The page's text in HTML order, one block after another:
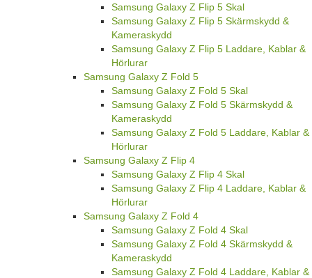
Samsung Galaxy Z Flip 5 Skal
Samsung Galaxy Z Flip 5 Skärmskydd &
Kameraskydd
Samsung Galaxy Z Flip 5 Laddare, Kablar &
Hörlurar
Samsung Galaxy Z Fold 5
Samsung Galaxy Z Fold 5 Skal
Samsung Galaxy Z Fold 5 Skärmskydd &
Kameraskydd
Samsung Galaxy Z Fold 5 Laddare, Kablar &
Hörlurar
Samsung Galaxy Z Flip 4
Samsung Galaxy Z Flip 4 Skal
Samsung Galaxy Z Flip 4 Laddare, Kablar &
Hörlurar
Samsung Galaxy Z Fold 4
Samsung Galaxy Z Fold 4 Skal
Samsung Galaxy Z Fold 4 Skärmskydd &
Kameraskydd
Samsung Galaxy Z Fold 4 Laddare, Kablar &